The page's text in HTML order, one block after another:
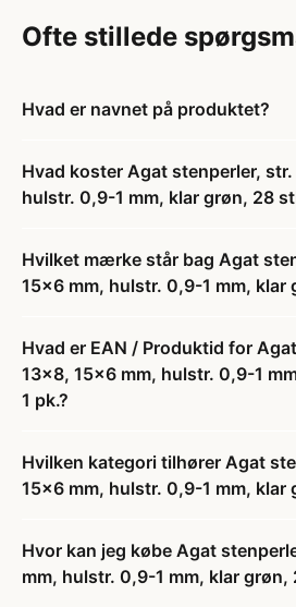
Ofte stillede
Hvad er navnet på produktet?
Hvad koster Agat stenperler,
hulstr. 0,9-1 mm, klar grøn, 28
Hvilket mærke står bag Agat
15x6 mm, hulstr. 0,9-1 mm, klar
Hvad er EAN / Produktid for
13x8, 15x6 mm, hulstr. 0,9-1
1 pk.?
Hvilken kategori tilhører Agat
15x6 mm, hulstr. 0,9-1 mm, klar
Hvor kan jeg købe Agat
mm, hulstr. 0,9-1 mm, klar grøn,